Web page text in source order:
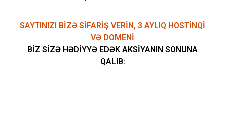
SAYTINIZI BİZƏ SİFARİŞ VERİN, 3 AYLIQ HOSTİNQİ
VƏ DOMENİ
BİZ SİZƏ HƏDİYYƏ EDƏK AKSİYANIN SONUNA
QALIB: